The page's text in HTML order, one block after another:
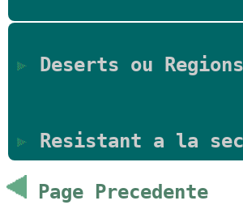
Deserts ou
Resistant a la
Page Precedente